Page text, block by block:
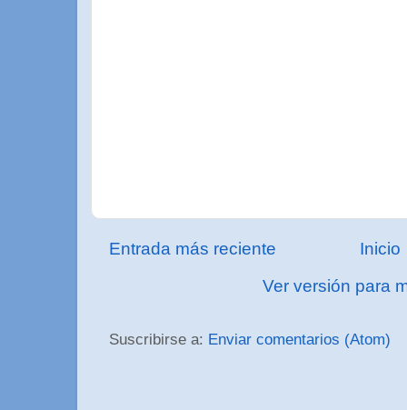
Entrada más reciente
Inicio
Ver versión para
Suscribirse a: Enviar comentarios (Atom)